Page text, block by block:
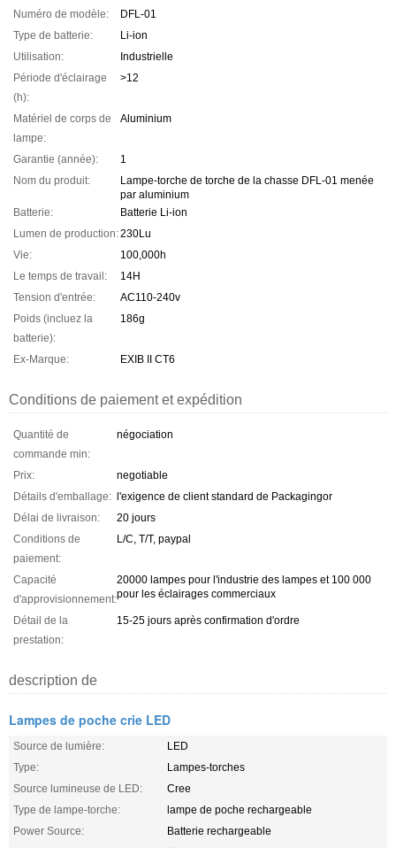
Numéro de modèle:
DFL-01
Type de batterie:
Li-ion
Utilisation:
Industrielle
Période d'éclairage
(h):
>12
Matériel de corps de
lampe:
Aluminium
Garantie (année):
1
Nom du produit:
Lampe-torche de torche de la chasse DFL-01 menée
par aluminium
Batterie:
Batterie Li-ion
Lumen de production:230Lu
Vie:
100,000h
Le temps de travail:
14H
Tension d'entrée:
AC110-240v
Poids (incluez la
batterie):
186g
Ex-Marque: EXIB II CT6
Conditions de paiement et expédition
Quantité de
commande min:
négociation
Prix:
negotiable
Détails d'emballage:
l'exigence de client standard de Packagingor
Délai de livraison:
20 jours
Conditions de
paiement:
L/C, T/T, paypal
Capacité
d'approvisionnement:
20000 lampes pour l'industrie des lampes et 100 000
pour les éclairages commerciaux
Détail de la
prestation:
15-25 jours après confirmation d'ordre
description de
Lampes de poche crie LED
Source de lumière:
LED
Type:
Lampes-torches
Source lumineuse de LED:
Cree
Type de lampe-torche:
lampe de poche rechargeable
Power Source:
Batterie rechargeable